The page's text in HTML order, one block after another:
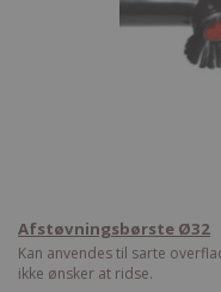
Afstøvningsbørste Ø32
Kan anvendes til sarte
ikke ønsker at ridse.